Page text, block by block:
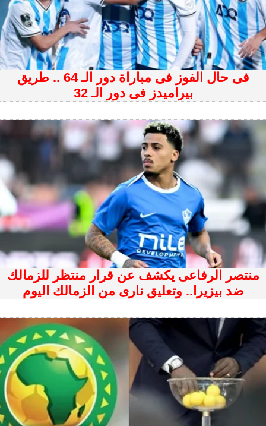
فى حال الفوز فى مباراة دور الـ 64 .. طريق
بيراميدز فى دور الـ 32
منتصر الرفاعى يكشف عن قرار منتظر للزمالك
ضد بيزيرا.. وتعليق نارى من الزمالك اليوم